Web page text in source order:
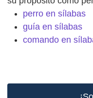
perro en sílabas
guía en sílabas
comando en